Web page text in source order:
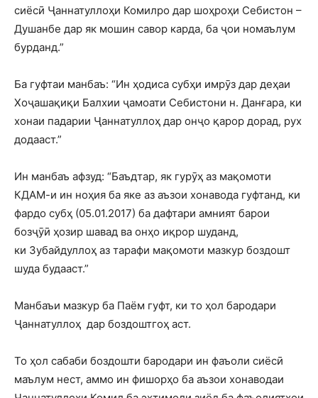
сиёсӣ Ҷаннатуллоҳи Комилро дар шоҳроҳи Себистон –
Душанбе дар як мошин савор карда, ба ҷои номаълум
бурданд.”
Ба гуфтаи манбаъ: “Ин ҳодиса субҳи имрӯз дар деҳаи
Хоҷашақиқи Балхии ҷамоати Себистони н. Данғара, ки
хонаи падарии Ҷаннатуллоҳ дар онҷо қарор дорад, рух
додааст.”
Ин манбаъ афзуд: “Баъдтар, як гурӯҳ аз мақомоти
КДАМ-и ин ноҳия ба яке аз аъзои хонавода гуфтанд, ки
фардо субҳ (05.01.2017) ба дафтари амният барои
бозҷӯӣ ҳозир шавад ва онҳо иқрор шуданд,
ки Зубайдуллоҳ аз тарафи мақомоти мазкур боздошт
шуда будааст.”
Манбаъи мазкур ба Паём гуфт, ки то ҳол бародари
Ҷаннатуллоҳ дар боздоштгоҳ аст.
То ҳол сабаби боздошти бародари ин фаъоли сиёсӣ
маълум нест, аммо ин фишорҳо ба аъзои хонаводаи